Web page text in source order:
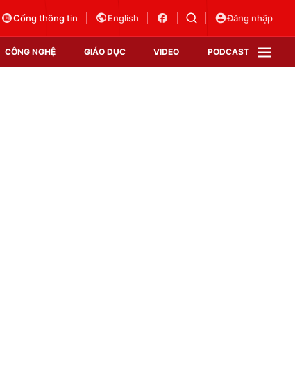
Cổng thông tin English Đăng nhập
CÔNG NGHỆ GIÁO DỤC VIDEO PODCAST